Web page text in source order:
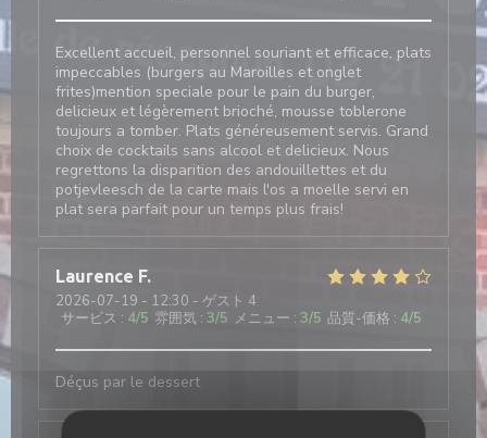
Excellent accueil, personnel souriant et efficace, plats
impeccables (burgers au Maroilles et onglet
frites)mention speciale pour le pain du burger,
delicieux et légèrement brioché, mousse toblerone
toujours a tomber. Plats généreusement servis. Grand
choix de cocktails sans alcool et delicieux. Nous
regrettons la disparition des andouillettes et du
potjevleesch de la carte mais l'os a moelle servi en
plat sera parfait pour un temps plus frais!
Laurence F
2026-07-19 - 12:30 - ゲスト 4
サービス : 4/5 雰囲気 : 3/5 メニュー : 3/5 品質-価格 : 4/5
Déçus par le dessert